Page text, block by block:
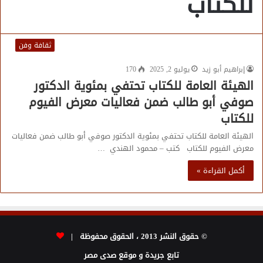
ثقافة وفن
إبراهيم أبو زيد
يوليو 2, 2025 170
الهيئة العامة للكتاب تحتفي بمئوية الدكتور
صوفي أبو طالب ضمن فعاليات معرض الفيوم
للكتاب
الهيئة العامة للكتاب تحتفي بمئوية الدكتور صوفي أبو طالب ضمن فعاليات
معرض الفيوم للكتاب كتب – محمود الهندي …
أكمل القراءة »
© حقوق النشر 2013 ، الحقوق محفوظة |
تابع جريدة و موقع صدى مصر